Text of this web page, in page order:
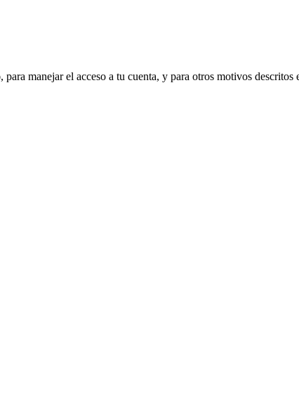
manejar el acceso a tu cuenta, y para otros motivos descritos